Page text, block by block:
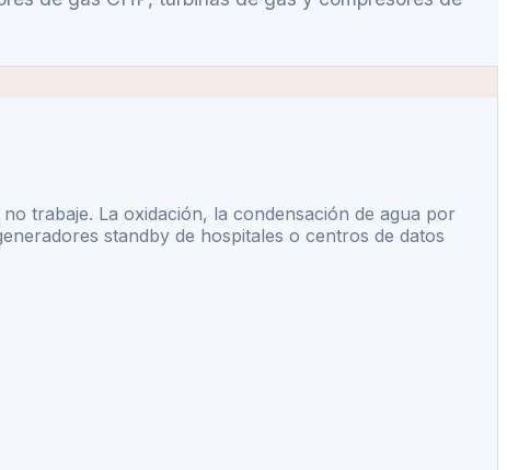
trabaje. La oxidación, la condensación de agua por
standby de hospitales o centros de datos